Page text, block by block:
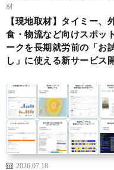
材
【現地取材】タイミー、
食・物流など向けスポッ
ークを長期就労前の「お
し」に使える新サービス
2026.07.18